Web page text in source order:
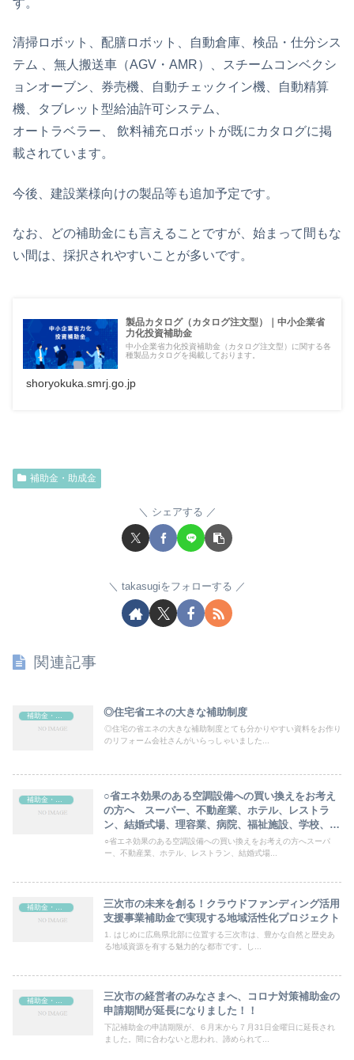
す。
清掃ロボット、配膳ロボット、自動倉庫、検品・仕分シス
テム 、無人搬送車（AGV・AMR）、スチームコンベクシ
ョンオーブン、券売機、自動チェックイン機、自動精算
機、タブレット型給油許可システム、
オートラベラー、 飲料補充ロボットが既にカタログに掲
載されています。
今後、建設業様向けの製品等も追加予定です。
なお、どの補助金にも言えることですが、始まって間もな
い間は、採択されやすいことが多いです。
製品カタログ（カタログ注文型）｜中小企業省
力化投資補助金
中小企業省力化投資補助金（カタログ注文型）に関する各
種製品カタログを掲載しております。
shoryokuka.smrj.go.jp
補助金・助成金
シェアする
takasugiをフォローする
関連記事
補助金・助成金 ◎住宅省エネの大きな補助制度
◎住宅の省エネの大きな補助制度とても分かりやすい資料をお作り
のリフォーム会社さんがいらっしゃいました...
○省エネ効果のある空調設備への買い換えをお考え
の方へ スーパー、不動産業、ホテル、レストラ
ン、結婚式場、理容業、病院、福祉施設、学校、幼
稚園など、ほとんどの業種に当てはまり、2／3が補
助される補助金が、これから応募開始されます。
○省エネ効果のある空調設備への買い換えをお考えの方へスーパ
ー、不動産業、ホテル、レストラン、結婚式場...
三次市の未来を創る！クラウドファンディング活用
支援事業補助金で実現する地域活性化プロジェクト
1. はじめに広島県北部に位置する三次市は、豊かな自然と歴史あ
る地域資源を有する魅力的な都市です。し...
三次市の経営者のみなさまへ、コロナ対策補助金の
申請期間が延長になりました！！
下記補助金の申請期限が、６月末から７月31日金曜日に延長され
ました。間に合わないと思われ、諦められて...